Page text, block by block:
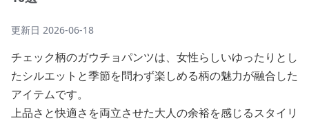
更新日 2026-06-18
チェック柄のガウチョパンツは、女性らしいゆったりとし
たシルエットと季節を問わず楽しめる柄の魅力が融合した
アイテムです。
上品さと快適さを両立させた大人の余裕を感じるスタイリ